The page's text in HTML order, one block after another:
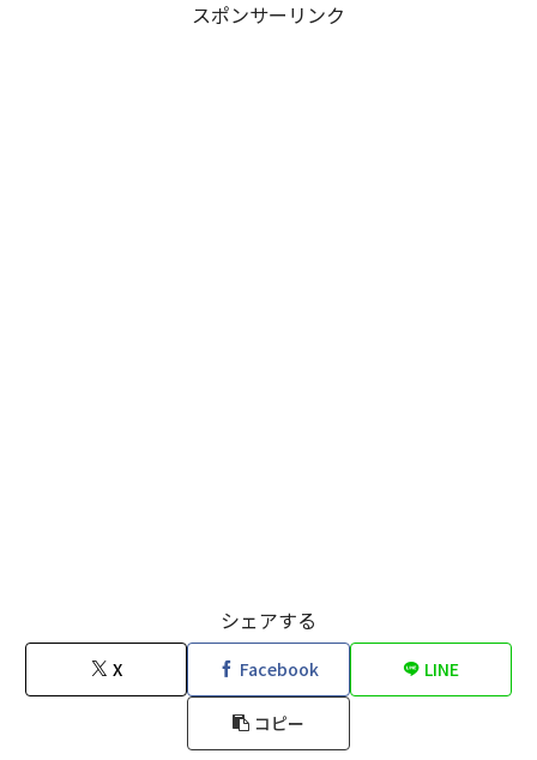
スポンサーリンク
シェアする
X Facebook LINE
コピー